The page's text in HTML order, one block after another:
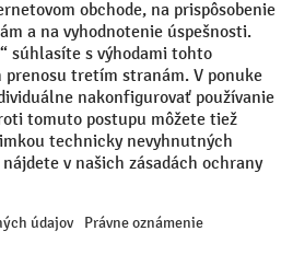
údajov
costsand possible delivery charges,